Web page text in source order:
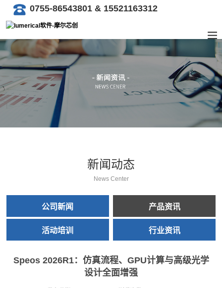
0755-86543801 & 15521163312
新闻动态
News Center
公司新闻 产品资讯
活动培训 行业资讯
Speos 2026R1：仿真流程、GPU计算与高级光学
设计全面增强